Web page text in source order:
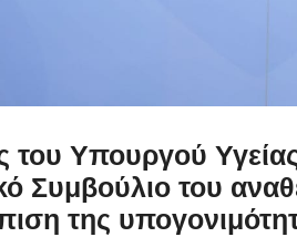
του Υπουργού
Συμβούλιο του
της